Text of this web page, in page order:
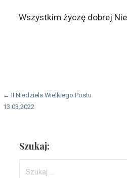
Wszystkim życzę dobrej
Nawigacja
← II Niedziela Wielkiego Postu
13.03.2022
Szukaj: